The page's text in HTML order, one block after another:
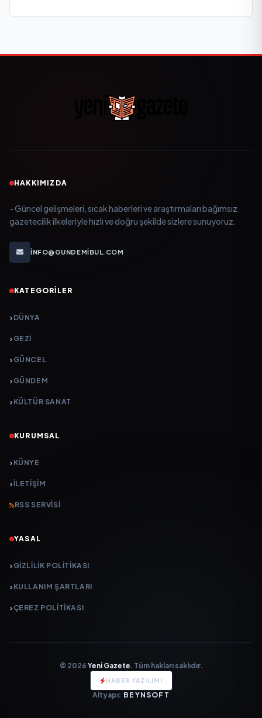
HAKKIMIZDA
- Güncel gelişmeleri, sıcak haberleri ve araştırmaları bağımsız
gazetecilik ilkeleriyle hızlı ve doğru şekilde sizlere sunuyoruz.
INFO@GUNDEMIBUL.COM
KATEGORILER
DÜNYA
GEZI
GÜNCEL
GÜNDEM
KÜLTÜR SANAT
KURUMSAL
KÜNYE
İLETIŞIM
RSS SERVISI
YASAL
GIZLILIK POLITIKASI
KULLANIM ŞARTLARI
ÇEREZ POLITIKASI
© 2026 Yeni Gazete. Tüm hakları saklıdır.
HABER YAZILIMI
Altyapı: BEYNSOFT